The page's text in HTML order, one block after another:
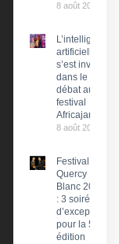
8 août 2026
L’intelligence
artificielle
s’est invitée
dans le
débat au
festival
Africajarc
8 août 2026
Festival du
Quercy
Blanc 2026
: 3 soirées
d’exception
pour la 58e
édition